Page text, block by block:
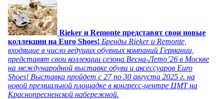
Rieker и Remonte представят свои новые
коллекции на Euro Shoes! Бренды Rieker и Remonte,
входящие в число ведущих обувных компаний Германии,
представят свои коллекции сезона Весна-Лето’26 в Москве
на международной выставке обуви и аксессуаров Euro
Shoes! Выставка пройдет c 27 по 30 августа 2025 г. на
новой премиальной площадке в конгресс-центре ЦМТ на
Краснопресненской набережной.